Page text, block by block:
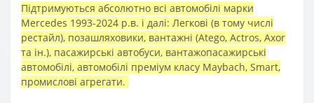
Підтримуються абсолютно всі автомобілі марки
Mercedes 1993-2024 р.в. і далі: Легкові (в тому числі
рестайл), позашляховики, вантажні (Atego, Actros, Axor
та ін.), пасажирські автобуси, вантажопасажирські
автомобілі, автомобілі преміум класу Maybach, Smart,
промислові агрегати.